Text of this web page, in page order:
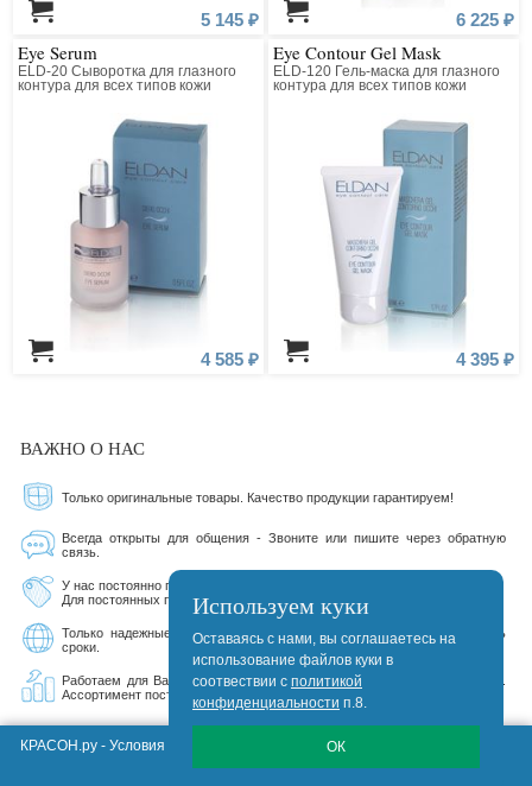
5 145 ₽ 6 225 ₽
Eye Serum
ELD-20 Сыворотка для глазного
контура для всех типов кожи
4 585 ₽
Eye Contour Gel Mask
ELD-120 Гель-маска для глазного
контура для всех типов кожи
4 395 ₽
ВАЖНО О НАС
Только оригинальные товары. Качество продукции гарантируем!
Всегда открыты для общения - Звоните или пишите через обратную
связь.
У нас постоянно проходят разнообразные акции от производителей.
Для постоянных покупателей существует дисконтная система.
Только надежные курьерские службы, которые стараются соблюдать
сроки.
Работаем для Вас 17 лет 113 дней. Сегодня на сайте 160087 товаров.
Ассортимент постоянно расширяется.
Используем куки
Оставаясь с нами, вы соглашаетесь на
использование файлов куки в
соотвествии с политикой
конфиденциальности п.8.
ОК
КРАСОН.ру - Условия Продажи, Доставки, Гарантии